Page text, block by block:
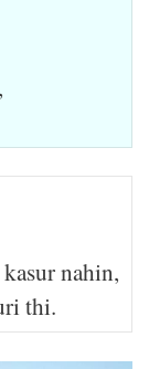
nahin,
thi.